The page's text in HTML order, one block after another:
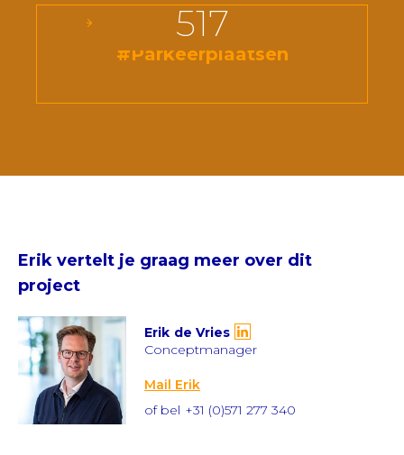
#Parkeerplaatsen
517
Erik vertelt je graag meer over dit
project
Erik de Vries
Conceptmanager
Mail Erik
of bel +31 (0)571 277 340